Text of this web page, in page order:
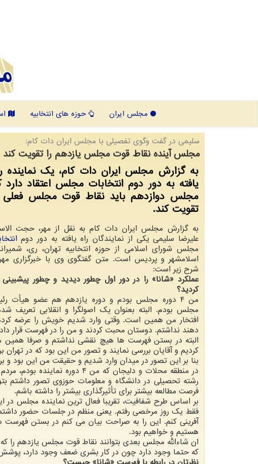
مجلس ایران حوزه های انتخابیه
سلیمی در گفت وگوی تفصیلی با مجلس ایران دات كام:
مجلس آینده نقاط قوت مجلس یازدهم را تقویت کند
به گزارش مجلس ایران دات کام، یک نماینده
یافته به دور دوم انتخابات مجلس اعتقاد دارد
مجلس دوازدهم باید نقاط قوت مجلس فعلی
تقویت کند.
به گزارش مجلس ایران دات کام به نقل از مهر، حجت
علیرضا سلیمی یکی از نمایندگان راه یافته به دور دوم
مجلس شورای اسلامی از حوزه انتخابیه تهران، ری،
اسلامشهر و پردیس است. متن گفتگوی وی با خبرگزاری
شرح زیر است:
عملکرد «شانا» را در دور اول چطور دیدید و چطور
کردید؟
من ۴ دوره مجلس بودم و دوره یازدهم هم عضو هیأت
مجلس بودم. البته بعنوان یک اصولگرا و انقلابی تعریف
افتخار من همین است. وقتی وارد شدیم خویش را عرضه
دهند نداشتم. دوستان محبت کردند و من را در فهرست قرار
البته در بستن فهرست ها هیچ نقشی نداشتم و صرفا
کردیم و آقایان بررسی نمایند و تصور من این بود که در
بنا بر این تصور در میدان وارد شدیم و حقیقت من این بود و
در منطقه محلات و دلیجان که
رشته تحصیلی در دانشگاه و معلومات حوزوی تصور داشتم
فرصت مطالعه بیشتر برای تأثیرگذاری بیشتر را داشته باشم.
بر اساس طرح شفافیت، تقریبا فعال ترین نماینده مجلس
فقط یک روز مرخصی رفتم. یعنی منظم در جلسات حضور
آفرینی کنم. این را به صراحت بیان می کنم در بستن فهرست
هستیم و خواهیم بود.
ان شاءالله مجلس بعدی بتوانند نقاط قوت مجلس یازدهم را
که حتما وجود دارد چون در کار بشری ضعف وجود دارد،